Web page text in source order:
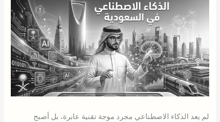
لم يعد الذكاء الاصطناعي مجرد موجة تقنية عابرة، بل أصبح